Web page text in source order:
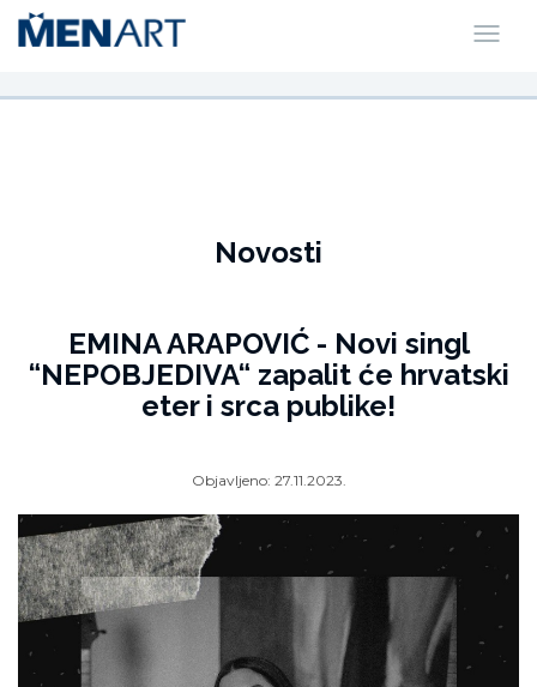
Novosti
EMINA ARAPOVIĆ - Novi singl
“NEPOBJEDIVA“ zapalit će hrvatski
eter i srca publike!
Objavljeno: 27.11.2023.